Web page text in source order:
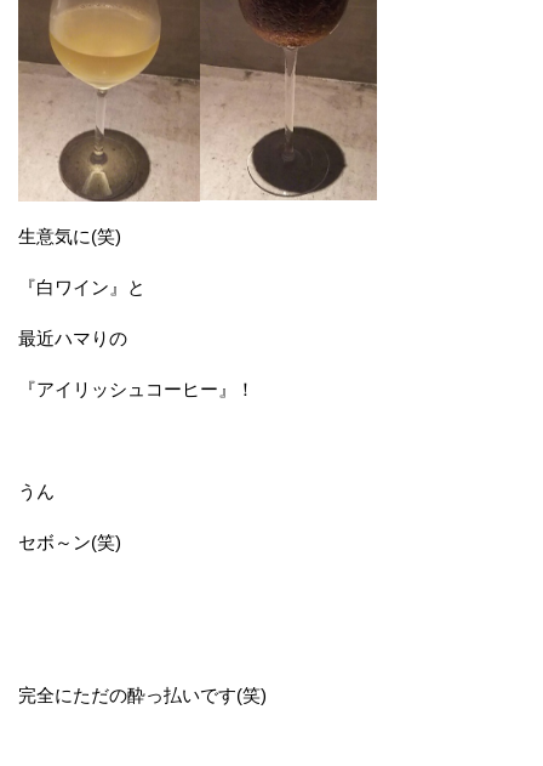
生意気に(笑)
『白ワイン』と
最近ハマりの
『アイリッシュコーヒー』！
うん
セボ～ン(笑)
完全にただの酔っ払いです(笑)